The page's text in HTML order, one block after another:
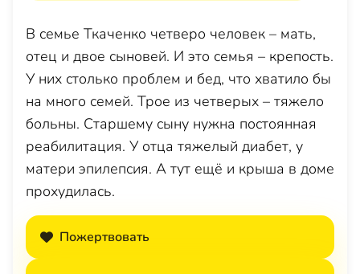
В семье Ткаченко четверо человек – мать,
отец и двое сыновей. И это семья – крепость.
У них столько проблем и бед, что хватило бы
на много семей. Трое из четверых – тяжело
больны. Старшему сыну нужна постоянная
реабилитация. У отца тяжелый диабет, у
матери эпилепсия. А тут ещё и крыша в доме
прохудилась.
Пожертвовать